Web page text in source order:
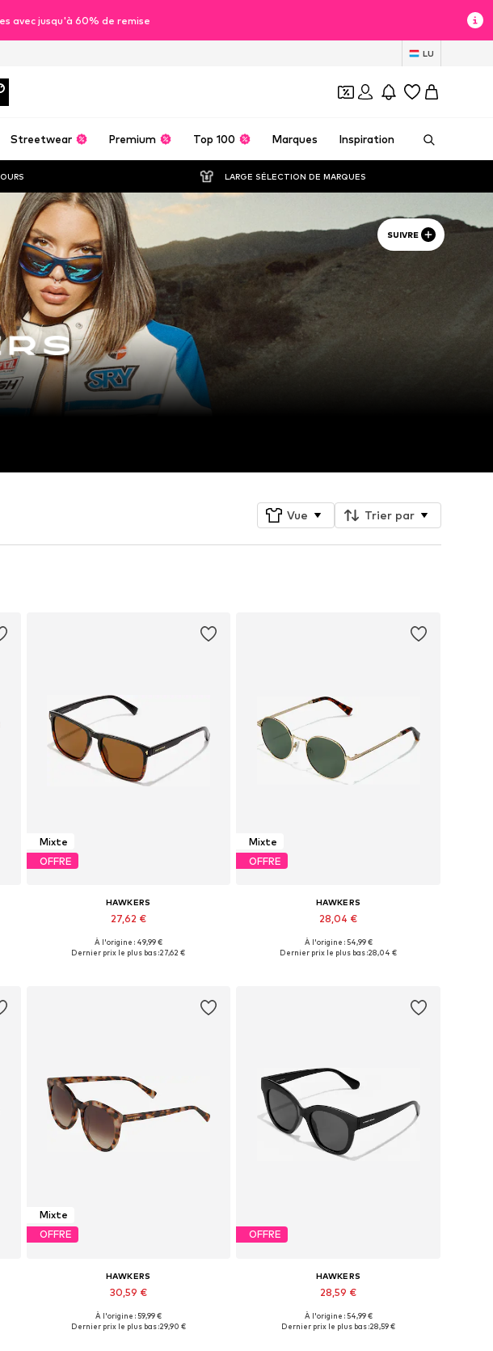
avec jusqu'à 60% de remise
LU
Streetwear Premium Top 100 Marques Inspiration
LARGE SÉLECTION DE MARQUES
SUIVRE
Vue Trier par
Mixte
OFFRE
HAWKERS
27,62 €
Tailles disponibles: Onesize
À l'origine : 49,99 €
Dernier prix le plus bas :27,62 €
Mixte
OFFRE
HAWKERS
28,04 €
Tailles disponibles: Onesize
À l'origine : 54,99 €
Dernier prix le plus bas :28,04 €
Mixte
OFFRE
HAWKERS
30,59 €
Tailles disponibles: One Size
À l'origine : 59,99 €
Dernier prix le plus bas :29,90 €
OFFRE
HAWKERS
28,59 €
Tailles disponibles: Onesize
À l'origine : 54,99 €
Dernier prix le plus bas :28,59 €